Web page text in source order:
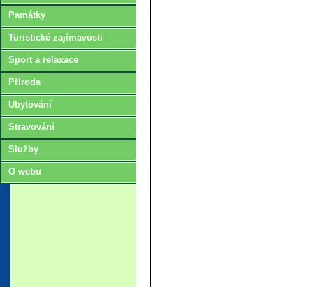
Památky
Turistické zajímavosti
Sport a relaxace
Příroda
Ubytování
Stravování
Služby
O webu